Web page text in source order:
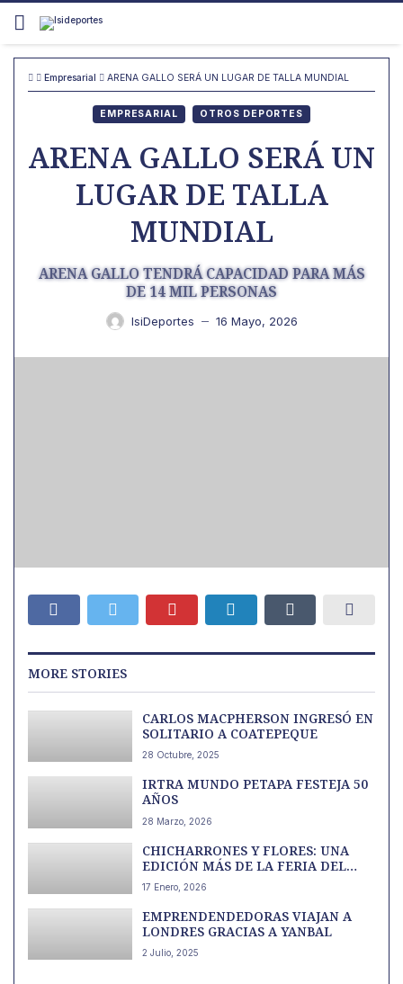
Skip
content
Empresarial ARENA GALLO SERÁ UN LUGAR DE TALLA MUNDIAL
EMPRESARIAL OTROS DEPORTES
ARENA GALLO SERÁ UN
LUGAR DE TALLA
MUNDIAL
ARENA GALLO TENDRÁ CAPACIDAD PARA MÁS
DE 14 MIL PERSONAS
IsiDeportes — 16 Mayo, 2026
MORE STORIES
CARLOS MACPHERSON INGRESÓ EN
SOLITARIO A COATEPEQUE
28 Octubre, 2025
IRTRA MUNDO PETAPA FESTEJA 50
AÑOS
28 Marzo, 2026
CHICHARRONES Y FLORES: UNA
EDICIÓN MÁS DE LA FERIA DEL
CHICHARRÓN
17 Enero, 2026
EMPRENDENDEDORAS VIAJAN A
LONDRES GRACIAS A YANBAL
2 Julio, 2025